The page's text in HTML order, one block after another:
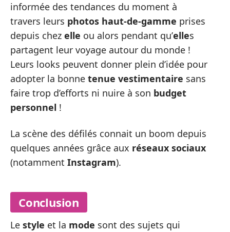
informée des tendances du moment à
travers leurs photos haut-de-gamme prises
depuis chez elle ou alors pendant qu’elles
partagent leur voyage autour du monde !
Leurs looks peuvent donner plein d’idée pour
adopter la bonne tenue vestimentaire sans
faire trop d’efforts ni nuire à son budget
personnel !
La scène des défilés connait un boom depuis
quelques années grâce aux réseaux sociaux
(notamment Instagram).
Conclusion
Le style et la mode sont des sujets qui